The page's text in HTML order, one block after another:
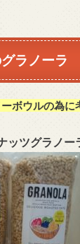
ラノーラ
ボウルの為
ッツグラノー